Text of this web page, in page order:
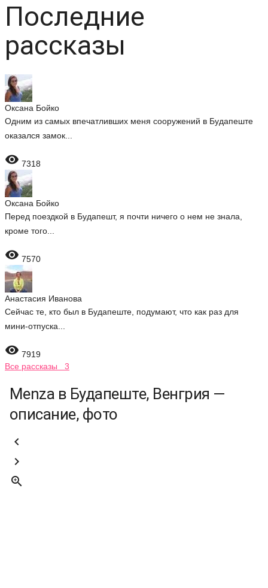
Последние
рассказы
Оксана Бойко
Одним из самых впечатливших меня сооружений в Будапеште
оказался замок...
 7318
Оксана Бойко
Перед поездкой в Будапешт, я почти ничего о нем не знала,
кроме того...
 7570
Анастасия Иванова
Сейчас те, кто был в Будапеште, подумают, что как раз для
мини-отпуска...
 7919
Все рассказы 3
Menza в Будапеште, Венгрия —
описание, фото


